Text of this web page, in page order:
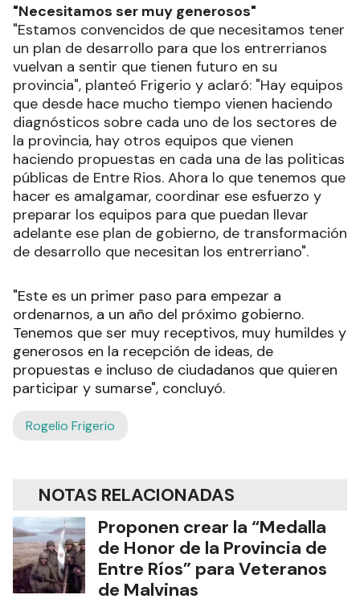
"Necesitamos ser muy generosos"
"Estamos convencidos de que necesitamos tener
un plan de desarrollo para que los entrerrianos
vuelvan a sentir que tienen futuro en su
provincia", planteó Frigerio y aclaró: "Hay equipos
que desde hace mucho tiempo vienen haciendo
diagnósticos sobre cada uno de los sectores de
la provincia, hay otros equipos que vienen
haciendo propuestas en cada una de las politicas
públicas de Entre Rios. Ahora lo que tenemos que
hacer es amalgamar, coordinar ese esfuerzo y
preparar los equipos para que puedan llevar
adelante ese plan de gobierno, de transformación
de desarrollo que necesitan los entrerriano".
"Este es un primer paso para empezar a
ordenarnos, a un año del próximo gobierno.
Tenemos que ser muy receptivos, muy humildes y
generosos en la recepción de ideas, de
propuestas e incluso de ciudadanos que quieren
participar y sumarse", concluyó.
Rogelio Frigerio
NOTAS RELACIONADAS
Proponen crear la “Medalla
de Honor de la Provincia de
Entre Ríos” para Veteranos
de Malvinas